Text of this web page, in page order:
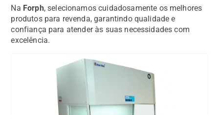
Na Forph, selecionamos cuidadosamente os melhores
produtos para revenda, garantindo qualidade e
confiança para atender às suas necessidades com
excelência.